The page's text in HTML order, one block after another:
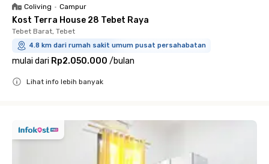
Coliving • Campur
Kost Terra House 28 Tebet Raya
Tebet Barat, Tebet
4.8 km dari rumah sakit umum pusat persahabatan
mulai dari Rp2.050.000 /bulan
Lihat info lebih banyak